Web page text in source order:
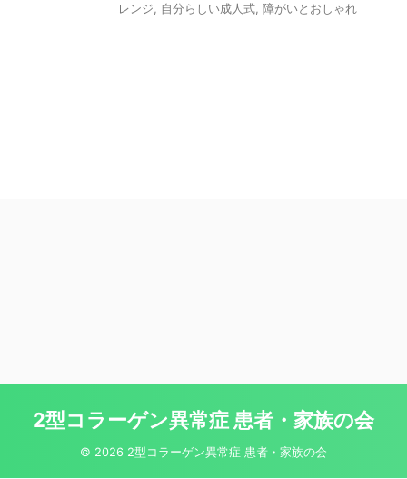
レンジ
自分らしい成人式 障がいとおしゃれ
2型コラーゲン異常症 患者・家族の会
© 2026 2型コラーゲン異常症 患者・家族の会